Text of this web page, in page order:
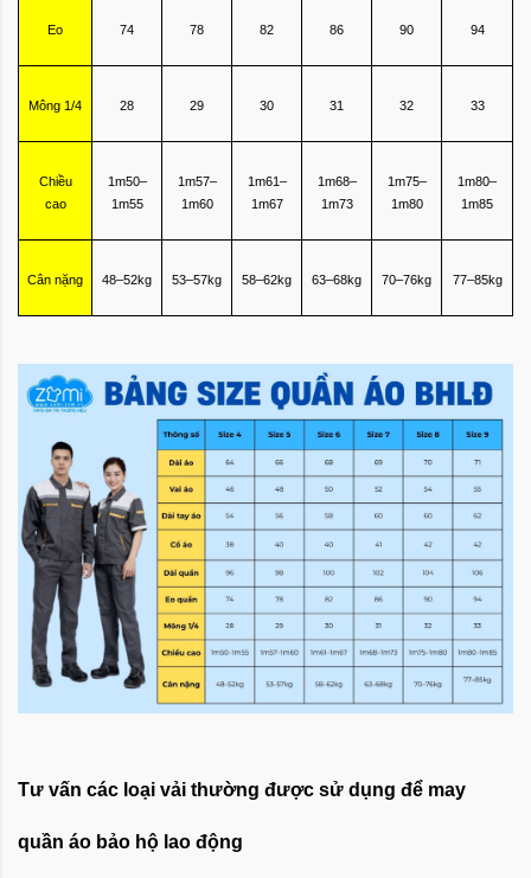
Eo 74 78 82 86 90 94
Mông 1/4 28 29 30 31 32 33
Chiều
cao
1m50–
1m55
1m57–
1m60
1m61–
1m67
1m68–
1m73
1m75–
1m80
1m80–
1m85
Cân nặng 48–52kg 53–57kg 58–62kg 63–68kg 70–76kg 77–85kg
Tư vấn các loại vải thường được sử dụng để may
quần áo bảo hộ lao động